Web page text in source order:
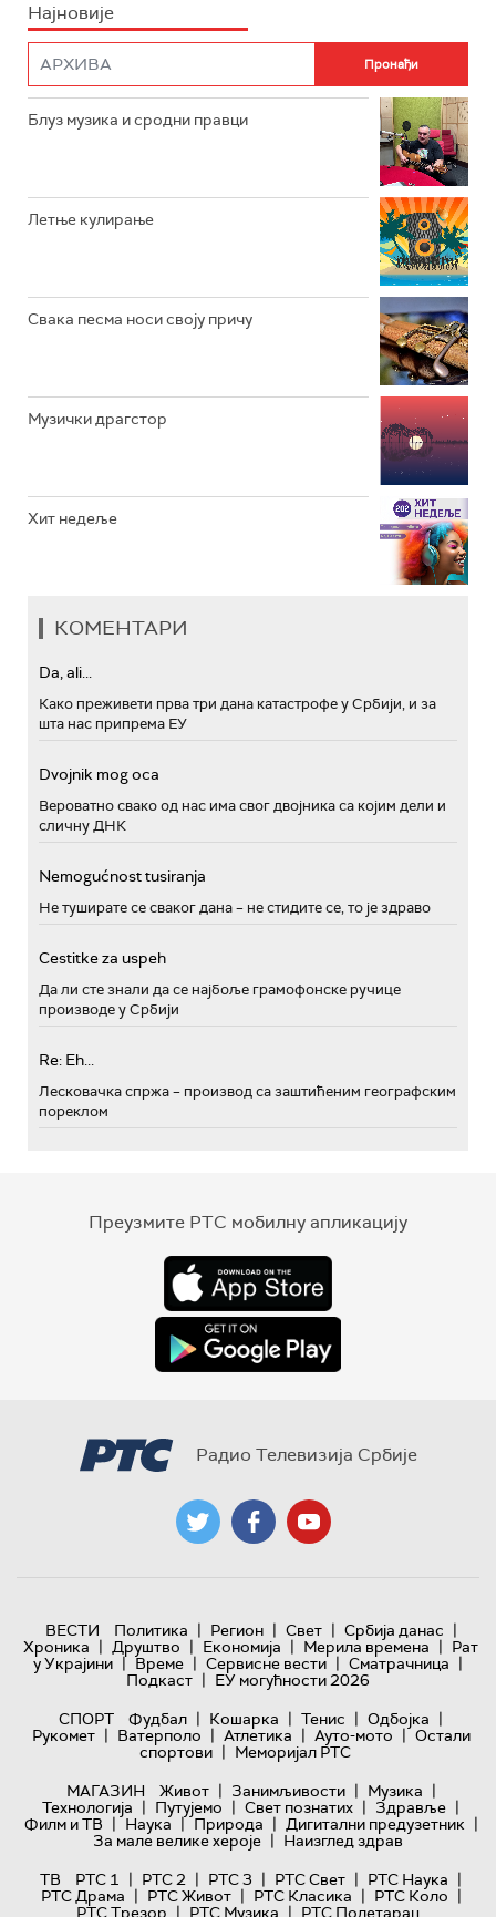
РАДИО РОКЕНРОЛЕР
РАДИО ЏЕЗЕР
Најновије
Блуз музика и сродни правци
Летње кулирање
Свака песма носи своју причу
Музички драгстор
Хит недеље
КОМЕНТАРИ
Da, ali...
Како преживети прва три дана катастрофе у Србији, и за
шта нас припрема ЕУ
Dvojnik mog oca
Вероватно свако од нас има свог двојника са којим дели и
сличну ДНК
Nemogućnost tusiranja
Не туширате се сваког дана – не стидите се, то је здраво
Cestitke za uspeh
Да ли сте знали да се најбоље грамофонске ручице
производе у Србији
Re: Eh...
Лесковачка спржа – производ са заштићеним географским
пореклом
Преузмите РТС мобилну апликацију
Радио Телевизија Србије
ВЕСТИ Политика | Регион | Свет | Србија данас |
Хроника | Друштво | Економија | Мерила времена | Рат
у Украјини | Време | Сервисне вести | Сматрачница |
Подкаст | ЕУ могућности 2026
СПОРТ
Фудбал | Кошарка | Тенис | Одбојка |
Рукомет | Ватерполо | Атлетика | Ауто-мото | Остали
спортови | Меморијал РТС
МАГАЗИН
Живот | Занимљивости | Музика |
Технологијa | Путујемо | Свет познатих | Здравље |
Филм и ТВ | Наука | Природа | Дигитални предузетник |
За мале велике хероје | Наизглед здрав
ТВ
РТС 1 | РТС 2 | РТС 3 | РТС Свет | РТС Наука |
РТС Драма | РТС Живот | РТС Класика | РТС Коло |
РТС Трезор | РТС Музика | РТС Полетарац